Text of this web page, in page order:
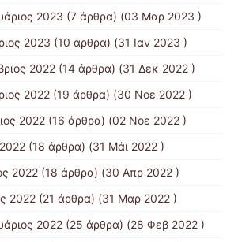
2023 (7 άρθρα) (03 Μαρ 2023 )
2023 (10 άρθρα) (31 Ιαν 2023 )
2022 (14 άρθρα) (31 Δεκ 2022 )
2022 (19 άρθρα) (30 Νοε 2022 )
2022 (16 άρθρα) (02 Νοε 2022 )
(18 άρθρα) (31 Μάι 2022 )
2022 (18 άρθρα) (30 Απρ 2022 )
2022 (21 άρθρα) (31 Μαρ 2022 )
2022 (25 άρθρα) (28 Φεβ 2022 )